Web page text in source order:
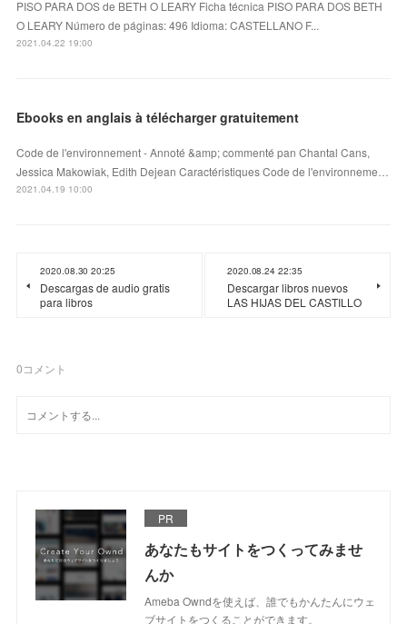
PISO PARA DOS de BETH O LEARY Ficha técnica PISO PARA DOS BETH
O LEARY Número de páginas: 496 Idioma: CASTELLANO F...
2021.04.22 19:00
Ebooks en anglais à télécharger gratuitement
Code de l'environnement - Annoté &amp; commenté pan Chantal Cans,
Jessica Makowiak, Edith Dejean Caractéristiques Code de l'environneme…
2021.04.19 10:00
2020.08.30 20:25
Descargas de audio gratis
para libros
2020.08.24 22:35
Descargar libros nuevos
LAS HIJAS DEL CASTILLO
0コメント
PR
あなたもサイトをつくってみませ
んか
Ameba Owndを使えば、誰でもかんたんにウェ
ブサイトをつくることができます。